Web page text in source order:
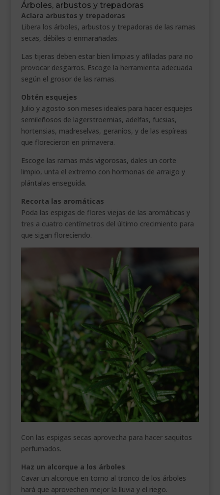
Árboles, arbustos y trepadoras
Aclara arbustos y trepadoras
Libera los árboles, arbustos y trepadoras de las ramas
secas, débiles o enmarañadas.
Las tijeras deben estar bien limpias y afiladas para no
provocar desgarros. Escoge la herramienta adecuada
según el grosor de las ramas.
Obtén esquejes
Julio y agosto son meses ideales para hacer esquejes
semileñosos de lagerstroemias, adelfas, fucsias,
hortensias, madreselvas, geranios, y de las espíreas
que florecieron en primavera.
Escoge las ramas más vigorosas, dales un corte
limpio, unta el extremo con hormonas de arraigo y
plántalas enseguida.
Recorta las aromáticas
Poda las espigas de flores viejas de las aromáticas y
tres a cuatro centímetros del último crecimiento para
que sigan floreciendo.
Con las espigas secas aprovecha para hacer saquitos
perfumados.
Haz un alcorque a los árboles
Cavar un alcorque en torno al tronco de los árboles
hará que aprovechen mejor la lluvia y el riego.